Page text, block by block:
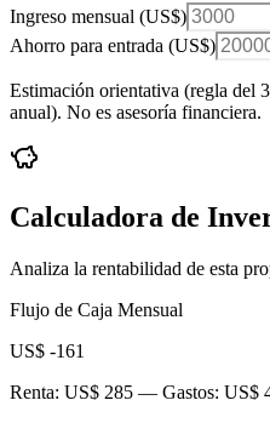
Ingreso mensual (US$)
Ahorro para entrada (US$)
Estimación orientativa (regla del
anual). No es asesoría financiera.
Calculadora de
Analiza la rentabilidad de esta
Flujo de Caja Mensual
US$ -161
Renta: US$ 285 — Gastos: US$